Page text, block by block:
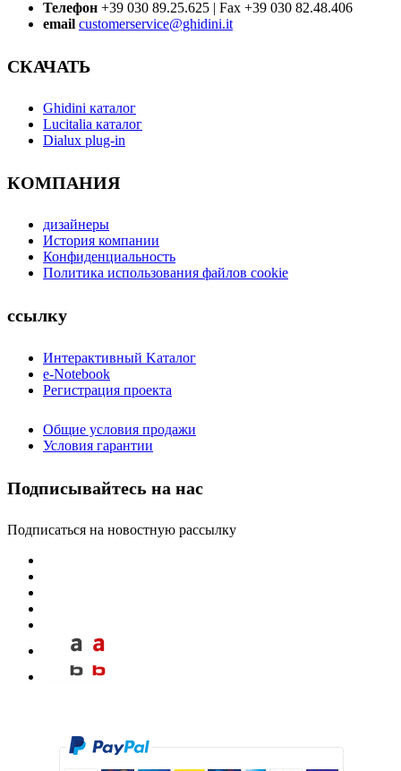
Телефон +39 030 89.25.625 | Fax +39 030 82.48.406
email customerservice@ghidini.it
СКАЧАТЬ
Ghidini каталог
Lucitalia каталог
Dialux plug-in
КОМПАНИЯ
дизайнеры
История компании
Конфиденциальность
Политика использования файлов cookie
ссылку
Интерактивный Kаталог
e-Notebook
Регистрация проекта
Общие условия продажи
Условия гарантии
Подписывайтесь на нас
Подписаться на новостную рассылку